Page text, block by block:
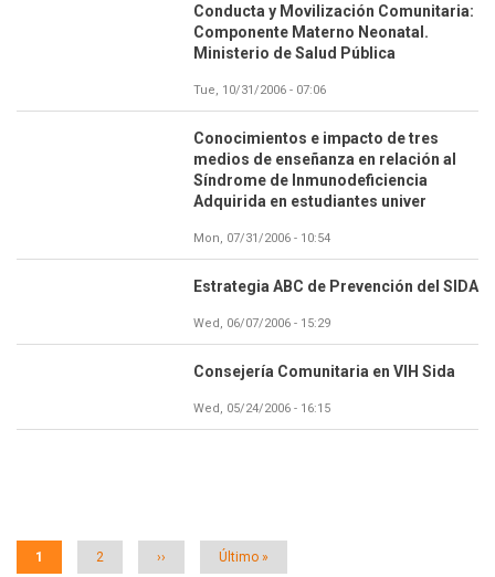
Conducta y Movilización Comunitaria:
Componente Materno Neonatal.
Ministerio de Salud Pública
Tue, 10/31/2006 - 07:06
Conocimientos e impacto de tres
medios de enseñanza en relación al
Síndrome de Inmunodeficiencia
Adquirida en estudiantes univer
Mon, 07/31/2006 - 10:54
Estrategia ABC de Prevención del SIDA
Wed, 06/07/2006 - 15:29
Consejería Comunitaria en VIH Sida
Wed, 05/24/2006 - 16:15
Página
actual
1 Página
2
Siguiente
página
››
Última
página
Último »